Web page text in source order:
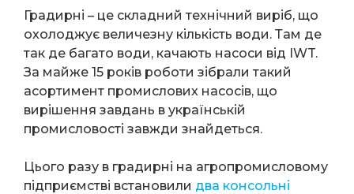
Градирні – це складний технічний виріб, що
охолоджує величезну кількість води. Там де
так де багато води, качають насоси від IWT.
За майже 15 років роботи зібрали такий
асортимент промислових насосів, що
вирішення завдань в українській
промисловості завжди знайдеться.
Цього разу в градирні на агропромисловому
підприємстві встановили два консольні